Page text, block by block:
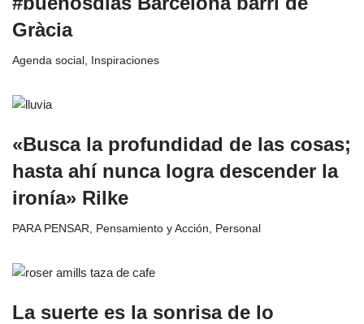
Gràcia
Agenda social , Inspiraciones
«Busca la profundidad de las cosas;
hasta ahí nunca logra descender la
ironía» Rilke
PARA PENSAR, Pensamiento y Acción, Personal
La suerte es la sonrisa de lo